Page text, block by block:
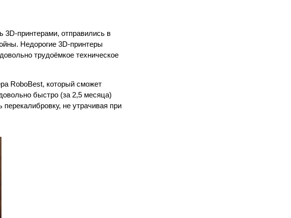
3D-принтерами, отправились в
Недорогие 3D-принтеры
трудоёмкое техническое
RoboBest, который сможет
быстро (за 2,5 месяца)
не утрачивая при